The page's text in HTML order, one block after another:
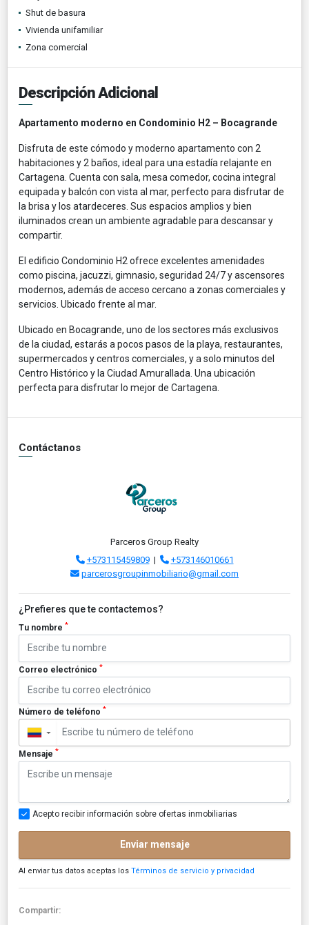
Shut de basura
Vivienda unifamiliar
Zona comercial
Descripción Adicional
Apartamento moderno en Condominio H2 – Bocagrande
Disfruta de este cómodo y moderno apartamento con 2
habitaciones y 2 baños, ideal para una estadía relajante en
Cartagena. Cuenta con sala, mesa comedor, cocina integral
equipada y balcón con vista al mar, perfecto para disfrutar de
la brisa y los atardeceres. Sus espacios amplios y bien
iluminados crean un ambiente agradable para descansar y
compartir.
El edificio Condominio H2 ofrece excelentes amenidades
como piscina, jacuzzi, gimnasio, seguridad 24/7 y ascensores
modernos, además de acceso cercano a zonas comerciales y
servicios. Ubicado frente al mar.
Ubicado en Bocagrande, uno de los sectores más exclusivos
de la ciudad, estarás a pocos pasos de la playa, restaurantes,
supermercados y centros comerciales, y a solo minutos del
Centro Histórico y la Ciudad Amurallada. Una ubicación
perfecta para disfrutar lo mejor de Cartagena.
Contáctanos
Parceros Group Realty
+573115459809|
+573146010661
parcerosgroupinmobiliario@gmail.com
¿Prefieres que te contactemos?
Tu nombre *
Correo electrónico *
Número de teléfono *
▼
Mensaje *
Acepto recibir información sobre ofertas inmobiliarias
Enviar mensaje
Al enviar tus datos aceptas los Términos de servicio y privacidad
Compartir: